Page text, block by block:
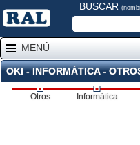
BUSCAR
MENÚ
OKI - INFORMÁTICA -
Otros Informática